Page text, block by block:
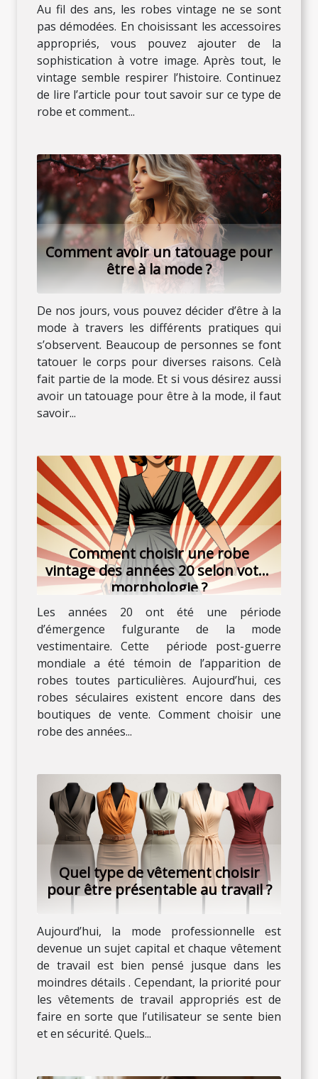
Au fil des ans, les robes vintage ne se sont
pas démodées. En choisissant les accessoires
appropriés, vous pouvez ajouter de la
sophistication à votre image. Après tout, le
vintage semble respirer l’histoire. Continuez
de lire l’article pour tout savoir sur ce type de
robe et comment...
Comment avoir un tatouage pour
être à la mode ?
De nos jours, vous pouvez décider d’être à la
mode à travers les différents pratiques qui
s’observent. Beaucoup de personnes se font
tatouer le corps pour diverses raisons. Celà
fait partie de la mode. Et si vous désirez aussi
avoir un tatouage pour être à la mode, il faut
savoir...
Comment choisir une robe
vintage des années 20 selon votre
morphologie ?
Les années 20 ont été une période
d’émergence fulgurante de la mode
vestimentaire. Cette période post-guerre
mondiale a été témoin de l’apparition de
robes toutes particulières. Aujourd’hui, ces
robes séculaires existent encore dans des
boutiques de vente. Comment choisir une
robe des années...
Quel type de vêtement choisir
pour être présentable au travail ?
Aujourd’hui, la mode professionnelle est
devenue un sujet capital et chaque vêtement
de travail est bien pensé jusque dans les
moindres détails . Cependant, la priorité pour
les vêtements de travail appropriés est de
faire en sorte que l’utilisateur se sente bien
et en sécurité. Quels...